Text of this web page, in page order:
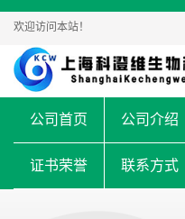
欢迎访问本站！
公司首页 公司介绍
证书荣誉 联系方式